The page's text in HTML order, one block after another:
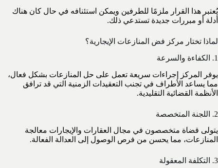
يُعتبر هذا القرار ملزمًا للطرفين ويمكن استئنافه في حال كان هناك
أدلة أو مبررات جديدة تستدعي ذلك.
لماذا تختار مركز فض المنازعات الإيجارية؟
1. الكفاءة والسرعة
يوفر المركز إجراءات سريعة تعمل على حل المنازعات بشكل فعال،
مما يساعد الأطراف في تجنب التعقيدات الزمنية التي قد ترافق
الأنظمة القضائية التقليدية.
2. اللجنة المتخصصة
يتولى قضاة متخصصون في مجال العقارات والإيجارات معالجة
المنازعات، مما يحسن من فرص الوصول إلى العدالة الفعالة.
3. التكلفة المعقولة